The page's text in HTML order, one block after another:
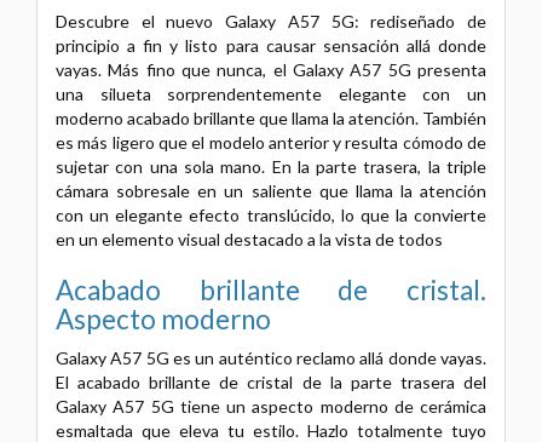
Descubre el nuevo Galaxy A57 5G: rediseñado de
principio a fin y listo para causar sensación allá donde
vayas. Más fino que nunca, el Galaxy A57 5G presenta
una silueta sorprendentemente elegante con un
moderno acabado brillante que llama la atención. También
es más ligero que el modelo anterior y resulta cómodo de
sujetar con una sola mano. En la parte trasera, la triple
cámara sobresale en un saliente que llama la atención
con un elegante efecto translúcido, lo que la convierte
en un elemento visual destacado a la vista de todos
Acabado brillante de cristal.
Aspecto moderno
Galaxy A57 5G es un auténtico reclamo allá donde vayas.
El acabado brillante de cristal de la parte trasera del
Galaxy A57 5G tiene un aspecto moderno de cerámica
esmaltada que eleva tu estilo. Hazlo totalmente tuyo